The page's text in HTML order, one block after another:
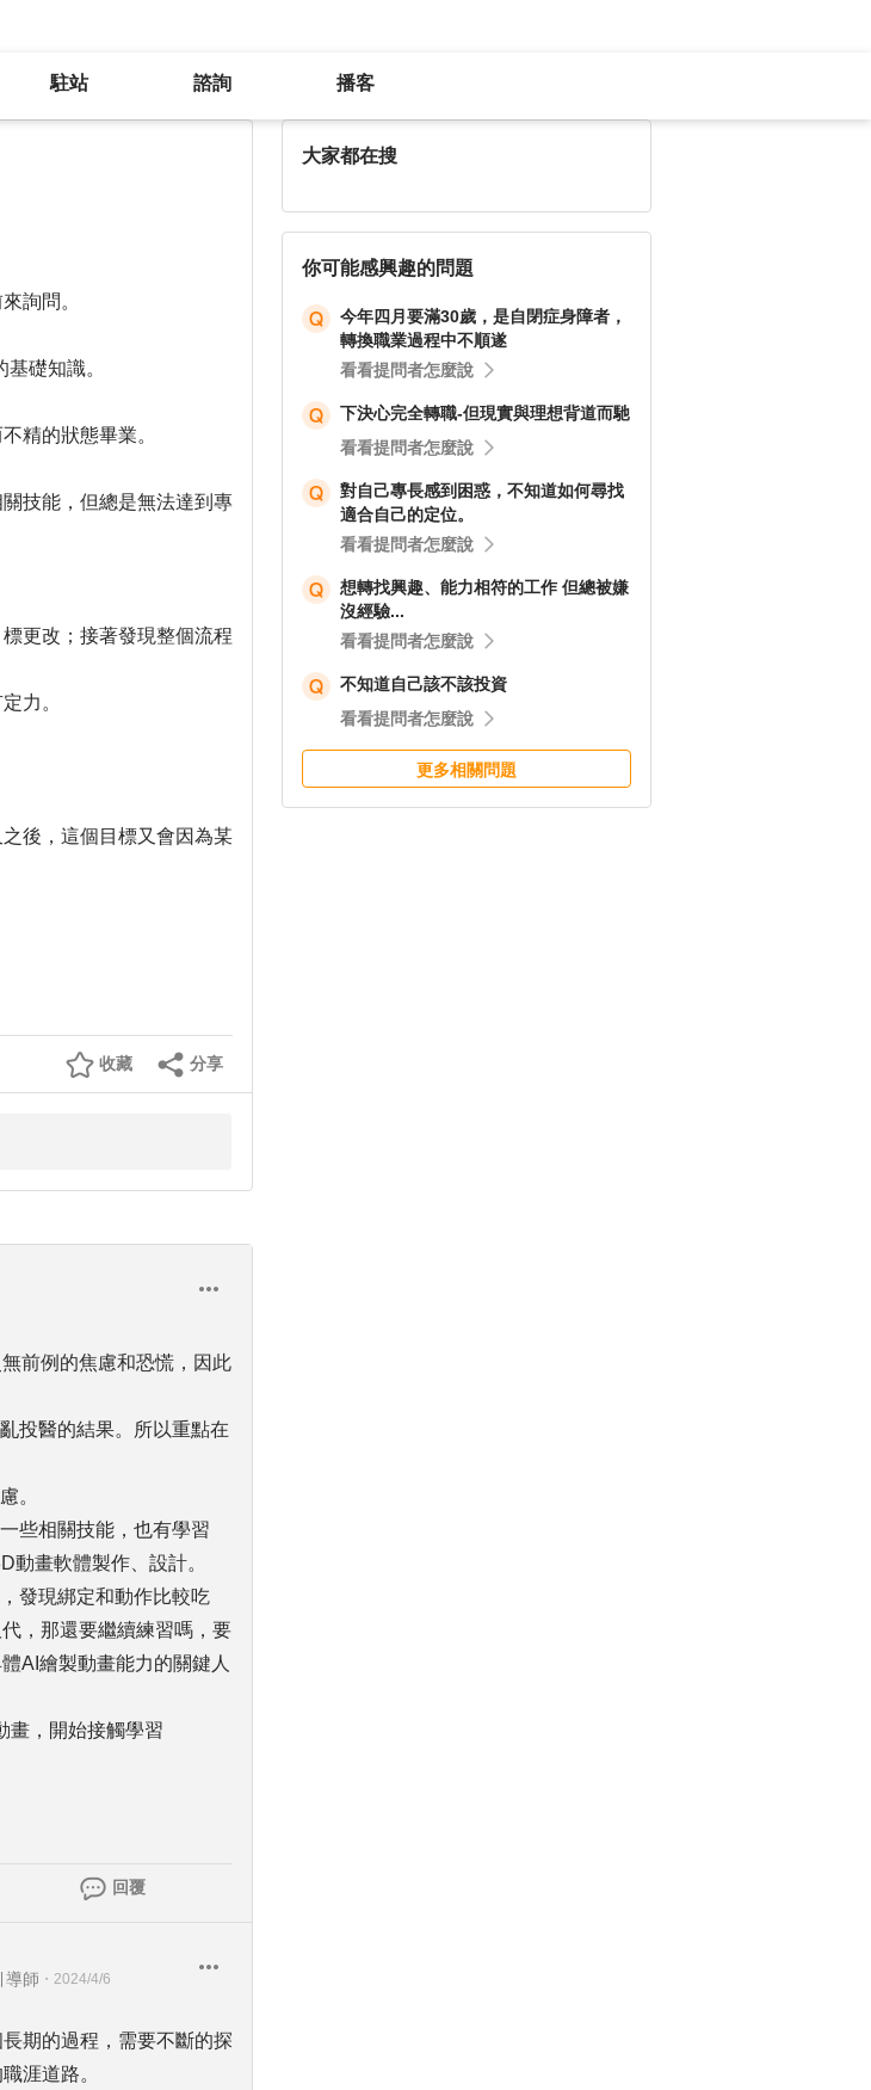
駐站 諮詢 播客
詢問。
礎知識。
精的狀態畢業。
技能，但總是無法達到專
更改；接著發現整個流程
力。
後，這個目標又會因為某
分享
收藏
前例的焦慮和恐慌，因此
投醫的結果。所以重點在
。
些相關技能，也有學習
動畫軟體製作、設計。
發現綁定和動作比較吃
，那還要繼續練習嗎，要
AI繪製動畫能力的關鍵人
畫，開始接觸學習
回覆
導師 ・ 2024/4/6
期的過程，需要不斷的探
涯道路。
大家都在搜
你可能感興趣的問題
今年四月要滿30歲，是自閉症身障者，
轉換職業過程中不順遂
看看提問者怎麼說
下決心完全轉職-但現實與理想背道而馳
看看提問者怎麼說
對自己專長感到困惑，不知道如何尋找
適合自己的定位。
看看提問者怎麼說
想轉找興趣、能力相符的工作 但總被嫌
沒經驗...
看看提問者怎麼說
不知道自己該不該投資
看看提問者怎麼說
更多相關問題